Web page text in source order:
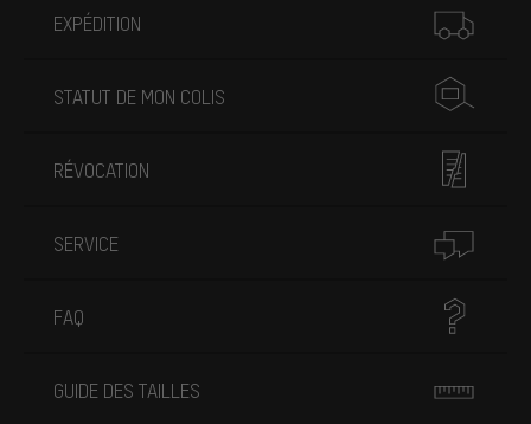
EXPÉDITION
STATUT DE MON COLIS
RÉVOCATION
SERVICE
FAQ
GUIDE DES TAILLES